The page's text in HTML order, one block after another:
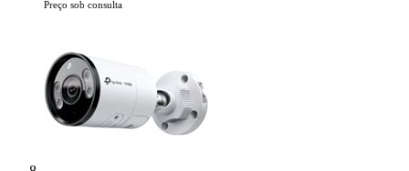
Preço sob consulta